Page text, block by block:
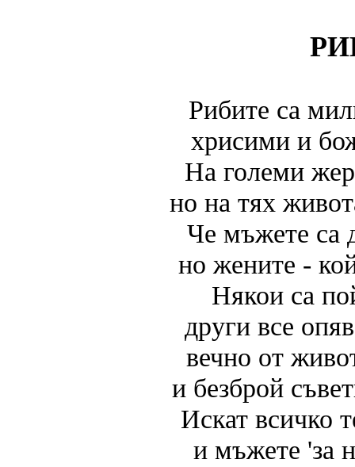
Рибите са
хрисими и
На големи
но на тях
Че мъжете са
но жените -
Някои са
други все
вечно от
и безброй
Искат всичко
и мъжете 'за